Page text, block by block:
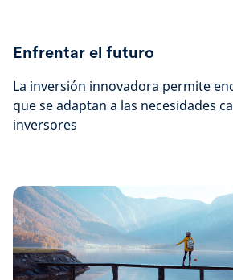
Enfrentar el futuro
La inversión innovadora permite
que se adaptan a las necesidades
inversores